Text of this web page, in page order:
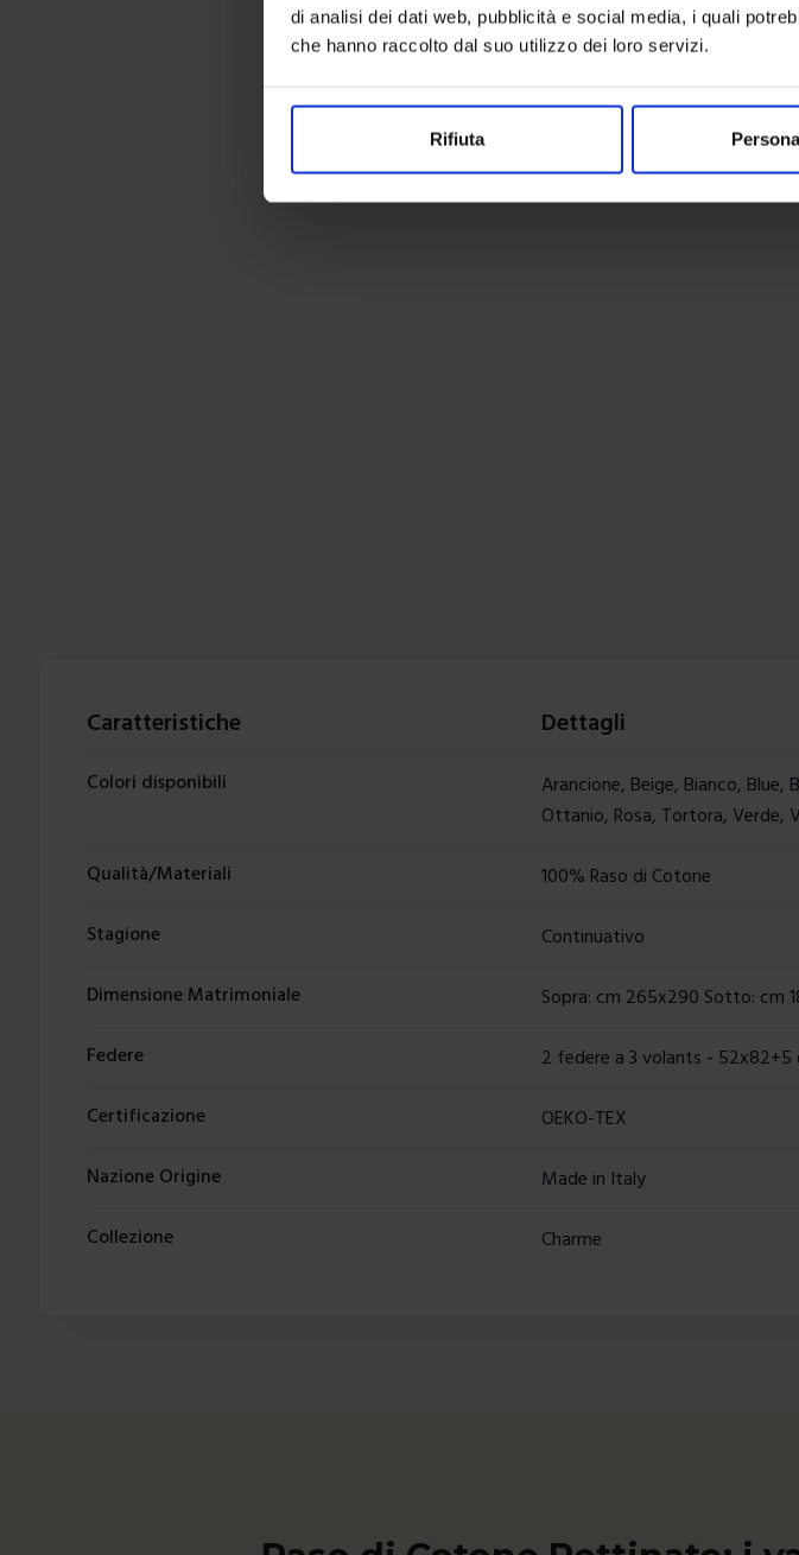
di analisi dei dati web, pubblicità e social media, i quali
che hanno raccolto dal suo utilizzo dei loro servizi.
Rifiuta
Caratteristiche Dettagli
Colori disponibili
Arancione, Beige, Bianco, Blue,
Ottanio, Rosa, Tortora, Verde,
Qualità/Materiali 100% Raso di Cotone
Stagione Continuativo
Dimensione Matrimoniale Sopra: cm 265x290 Sotto: cm
Federe 2 federe a 3 volants - 52x82+5
Certificazione OEKO-TEX
Nazione Origine Made in Italy
Collezione Charme